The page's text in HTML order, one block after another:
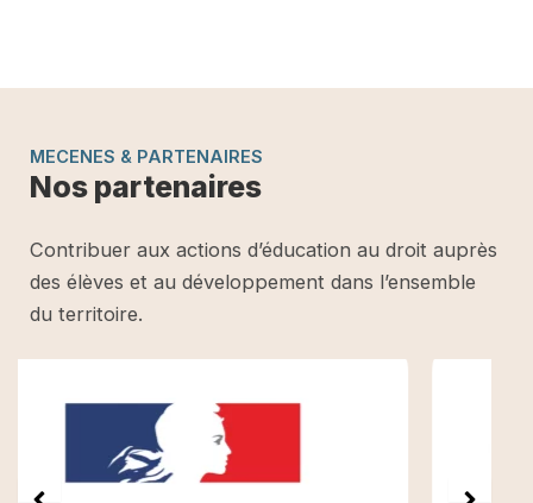
MECENES & PARTENAIRES
Nos partenaires
Contribuer aux actions d’éducation au droit auprès
des élèves et au développement dans l’ensemble
du territoire.